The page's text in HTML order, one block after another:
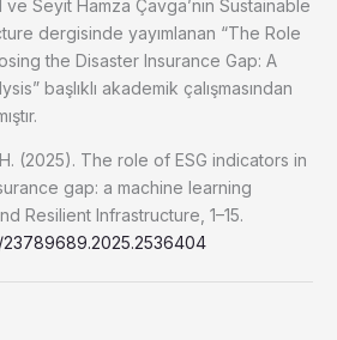
Seyit Hamza Çavga’nın Sustainable
dergisinde yayımlanan “The Role
the Disaster Insurance Gap: A
başlıklı akademik çalışmasından
(2025). The role of ESG indicators in
gap: a machine learning
Resilient Infrastructure, 1–15.